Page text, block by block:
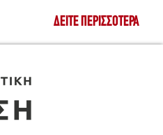
ΔΕΊΤΕ ΠΕΡΙΣΣΌΤΕΡΑ